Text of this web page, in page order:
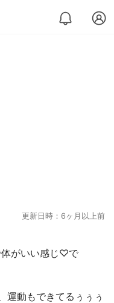
更新日時：6ヶ月以上前
体がいい感じ♡で
運動もできてるぅぅぅ